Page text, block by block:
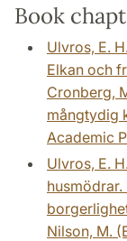
Book
Ulvros, E.
Elkan och
Cronberg,
mångtydig
Academic
Ulvros, E.
Nilson, M.